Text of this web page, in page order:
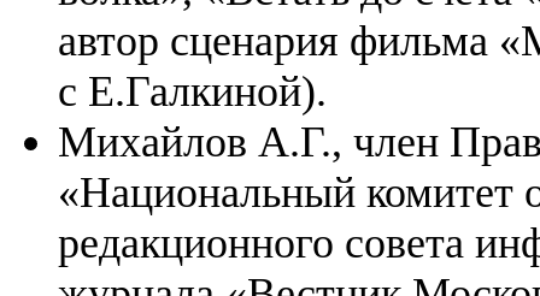
автор сценария фильма
с Е.Галкиной).
Михайлов А.Г., член
«Национальный комитет
редакционного совета